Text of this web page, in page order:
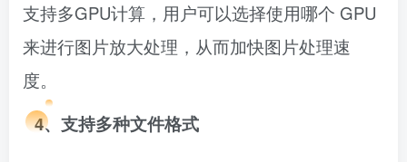
支持多GPU计算，用户可以选择使用哪个 GPU
来进行图片放大处理，从而加快图片处理速
度。
4、支持多种文件格式